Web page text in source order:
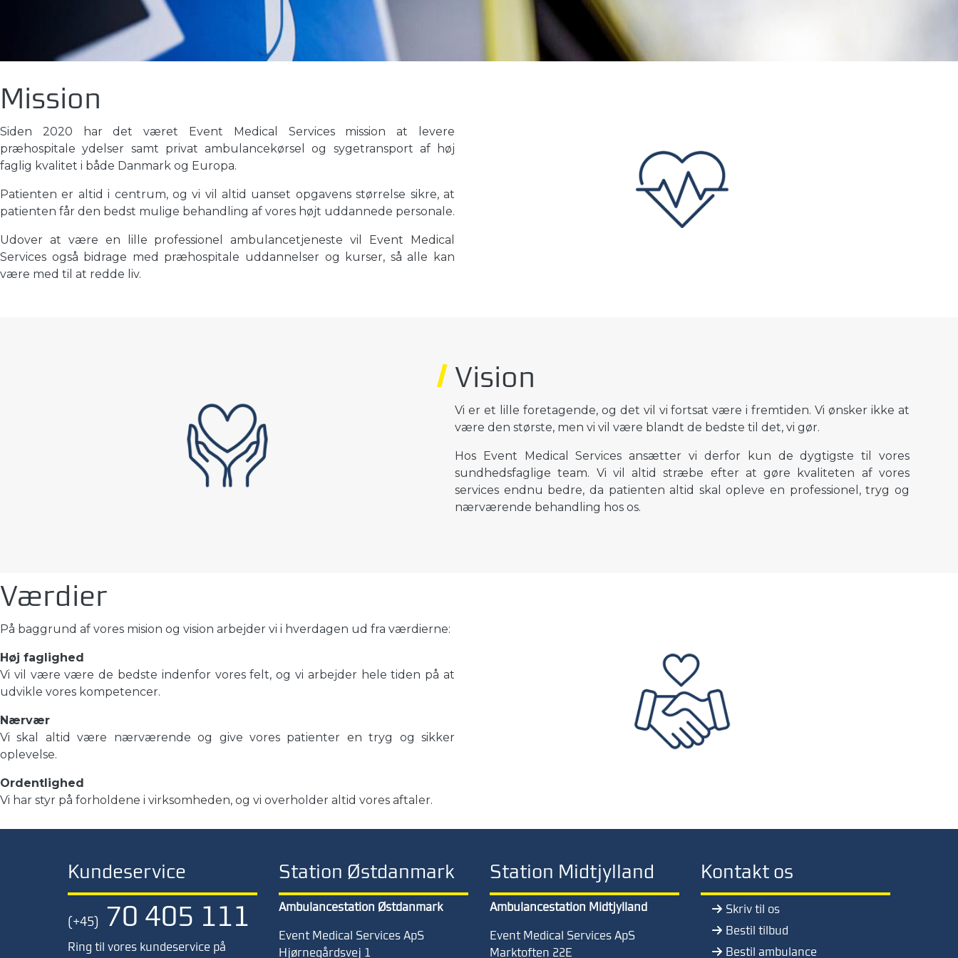
Mission
Siden 2020 har det været Event Medical Services mission at levere
præhospitale ydelser samt privat ambulancekørsel og sygetransport af høj
faglig kvalitet i både Danmark og Europa.
Patienten er altid i centrum, og vi vil altid uanset opgavens størrelse sikre, at
patienten får den bedst mulige behandling af vores højt uddannede personale.
Udover at være en lille professionel ambulancetjeneste vil Event Medical
Services også bidrage med præhospitale uddannelser og kurser, så alle kan
være med til at redde liv.
Vision
Vi er et lille foretagende, og det vil vi fortsat være i fremtiden. Vi ønsker ikke at
være den største, men vi vil være blandt de bedste til det, vi gør.
Hos Event Medical Services ansætter vi derfor kun de dygtigste til vores
sundhedsfaglige team. Vi vil altid stræbe efter at gøre kvaliteten af vores
services endnu bedre, da patienten altid skal opleve en professionel, tryg og
nærværende behandling hos os.
Værdier
På baggrund af vores mision og vision arbejder vi i hverdagen ud fra værdierne:
Høj faglighed
Vi vil være være de bedste indenfor vores felt, og vi arbejder hele tiden på at
udvikle vores kompetencer.
Nærvær
Vi skal altid være nærværende og give vores patienter en tryg og sikker
oplevelse.
Ordentlighed
Vi har styr på forholdene i virksomheden, og vi overholder altid vores aftaler.
Kundeservice
(+45) 70 405 111
Ring til vores kundeservice på
Station Østdanmark
Ambulancestation Østdanmark
Event Medical Services ApS
Hjørnegårdsvej 1
Station Midtjylland
Ambulancestation Midtjylland
Event Medical Services ApS
Marktoften 22E
Kontakt os
Skriv til os
Bestil tilbud
Bestil ambulance